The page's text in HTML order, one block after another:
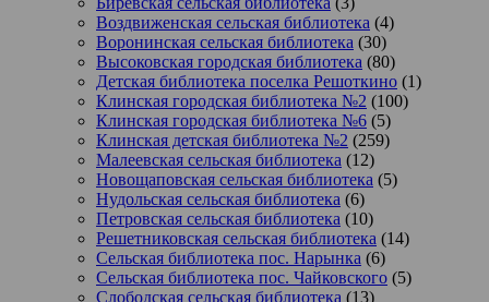
Воздвиженская сельская библиотека (4)
Воронинская сельская библиотека (30)
Высоковская городская библиотека (80)
Детская библиотека поселка Решоткино (1)
Клинская городская библиотека №2 (100)
Клинская городская библиотека №6 (5)
Клинская детская библиотека №2 (259)
Малеевская сельская библиотека (12)
Новощаповская сельская библиотека (5)
Нудольская сельская библиотека (6)
Петровская сельская библиотека (10)
Решетниковская сельская библиотека (14)
Сельская библиотека пос. Нарынка (6)
Сельская библиотека пос. Чайковского (5)
Слободская сельская библиотека (13)